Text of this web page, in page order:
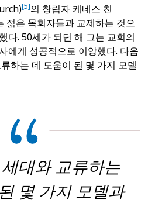
[5]의 창립자 케네스 친
은 목회자들과 교제하는 것으
다. 50세가 되던 해 그는 교회의
에게 성공적으로 이양했다. 다음
하는 데 도움이 된 몇 가지 모델
대와 교류하는
몇 가지 모델과